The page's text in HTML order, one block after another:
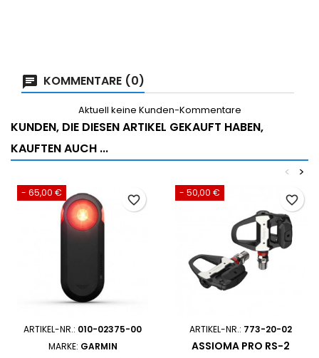
KOMMENTARE (0)
Aktuell keine Kunden-Kommentare
KUNDEN, DIE DIESEN ARTIKEL GEKAUFT HABEN,
KAUFTEN AUCH ...
>
<
- 65,00 €
ARTIKEL-NR.: 010-02375-00
MARKE: GARMIN
favorite_border
- 50,00 €
ARTIKEL-NR.: 773-20-02
ASSIOMA PRO RS-2
favorite_border